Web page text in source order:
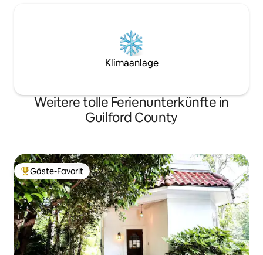
Klimaanlage
Weitere tolle Ferienunterkünfte in
Guilford County
Beliebter Gäste-Favorit.
Gäste-Favorit